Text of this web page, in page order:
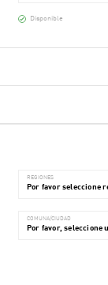
Disponible
REGIONES
COMUNA/CIUDAD